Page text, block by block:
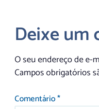
Deixe um
O seu endereço de e-
Campos obrigatórios
Comentário*